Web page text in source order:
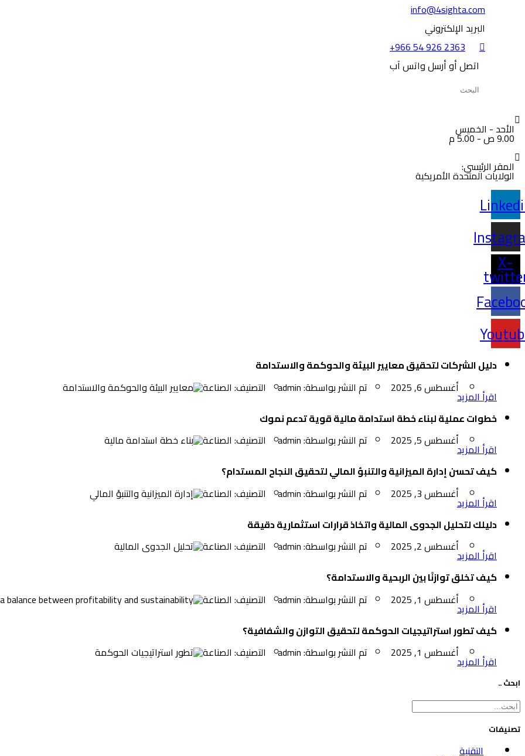
info@4sighta.com
البريد الإلكتروني
+966 54 926 2363
اتصل أو أرسل واتس آب
الأحد - الخميس
9.00 ص - 5.00 م
المقر الرئيسي:
الولايات المتحدة الأمريكية
X-
دليل الشركات لتحقيق معايير البيئة والحوكمة والاستدامة
أغسطس 6, 2025
تم النشر بواسطة:admin التصنيف: الصناعة
اقرأ المزيد
خطوات عملية لبناء خطة استدامة مالية قوية تدعم نموك
أغسطس 5, 2025
تم النشر بواسطة:admin التصنيف: الصناعة
اقرأ المزيد
كيف تحسن إدارة الميزانية والتنبؤ المالي لتحقيق النجاح المستدام؟
أغسطس 3, 2025
تم النشر بواسطة:admin التصنيف: الصناعة
اقرأ المزيد
دليلك لتحليل الجدوى المالية واتخاذ قرارات استثمارية دقيقة
أغسطس 2, 2025
تم النشر بواسطة:admin التصنيف: الصناعة
اقرأ المزيد
كيف تخلق توازنًا بين الربحية والاستدامة؟
أغسطس 1, 2025
تم النشر بواسطة:admin التصنيف: الصناعة
اقرأ المزيد
كيف تطور استراتيجيات الحوكمة لتحقيق التوازن والشفافية؟
أغسطس 1, 2025
تم النشر بواسطة:admin التصنيف: الصناعة
اقرأ المزيد
ابحث ..
تصنيفات
التقنية